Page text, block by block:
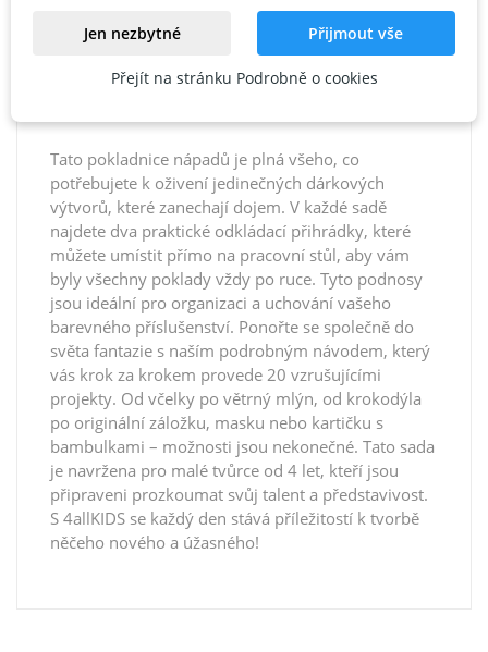
DETAILY PRODUKTU
REVIEWS
Tato pokladnice nápadů je plná všeho, co
potřebujete k oživení jedinečných dárkových
výtvorů, které zanechají dojem. V každé sadě
najdete dva praktické odkládací přihrádky, které
můžete umístit přímo na pracovní stůl, aby vám
byly všechny poklady vždy po ruce. Tyto podnosy
jsou ideální pro organizaci a uchování vašeho
barevného příslušenství. Ponořte se společně do
světa fantazie s naším podrobným návodem, který
vás krok za krokem provede 20 vzrušujícími
projekty. Od včelky po větrný mlýn, od krokodýla
po originální záložku, masku nebo kartičku s
bambulkami – možnosti jsou nekonečné. Tato sada
je navržena pro malé tvůrce od 4 let, kteří jsou
připraveni prozkoumat svůj talent a představivost.
S 4allKIDS se každý den stává příležitostí k tvorbě
něčeho nového a úžasného!
Jen nezbytné Přijmout vše
Přejít na stránku Podrobně o cookies